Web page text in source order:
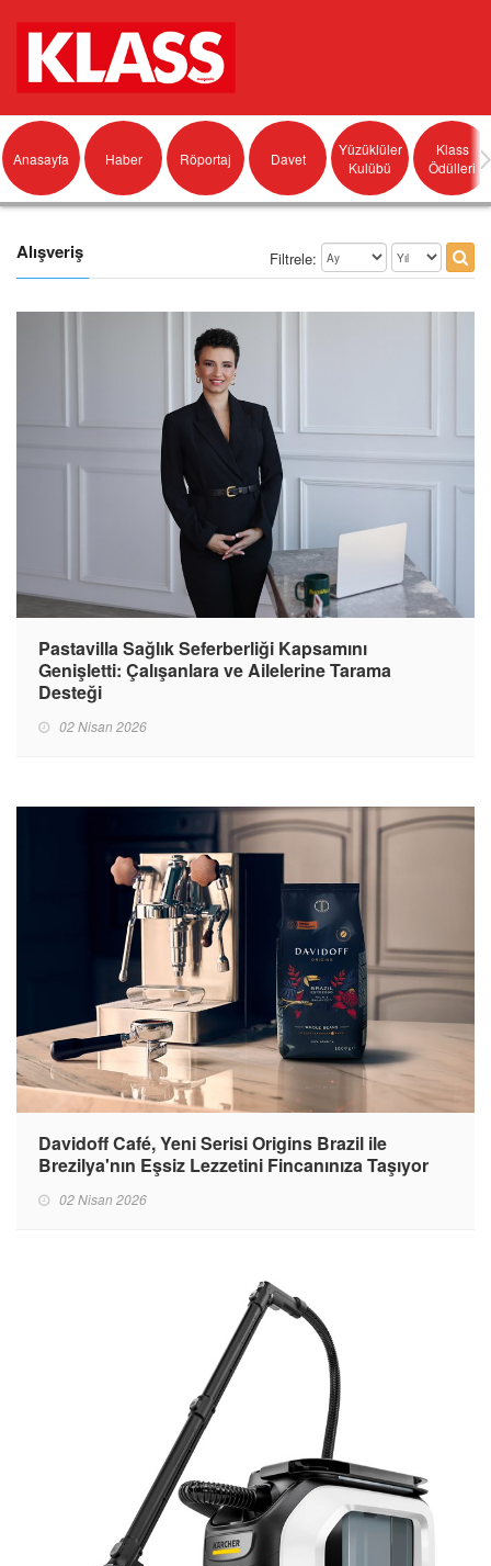
Anasayfa Haber Röportaj Davet
Yüzüklüler
Kulübü
Klass
Ödülleri
Alışveriş Filtrele:
Pastavilla Sağlık Seferberliği Kapsamını
Genişletti: Çalışanlara ve Ailelerine Tarama
Desteği
02 Nisan 2026
Davidoff Café, Yeni Serisi Origins Brazil ile
Brezilya'nın Eşsiz Lezzetini Fincanınıza Taşıyor
02 Nisan 2026